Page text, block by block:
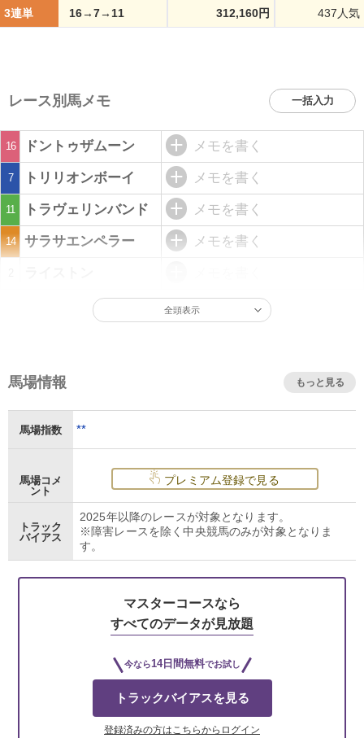
3連単 16→7→11 312,160円 437人気
レース別馬メモ 一括入力
16 ドントゥザムーン メモを書く
7 トリリオンボーイ メモを書く
11 トラヴェリンバンド メモを書く
14 サラサエンペラー メモを書く
全頭表示
馬場情報 もっと見る
馬場指数 **
馬場コメ
ント
プレミアム登録で見る
トラック
バイアス
2025年以降のレースが対象となります。
※障害レースを除く中央競馬のみが対象となりま
す。
マスターコースなら
すべてのデータが見放題
今なら14日間無料でお試し
トラックバイアスを見る
登録済みの方はこちらからログイン